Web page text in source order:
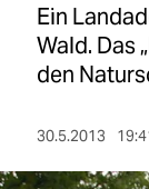
Ein
Wald. Das
den
30.5.2013